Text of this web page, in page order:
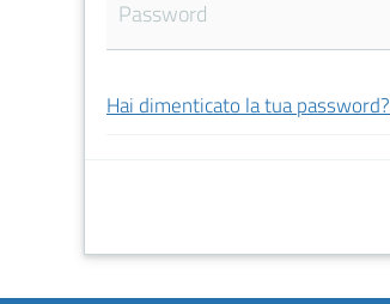
Hai dimenticato la tua password?